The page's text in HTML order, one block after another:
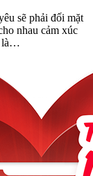
sẽ phải đối mặt
nhau cảm xúc
là…